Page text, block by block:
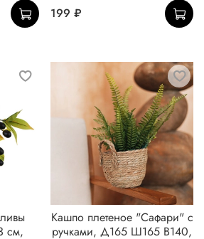
199 ₽
см,
Кашпо плетеное "Сафари" с
ручками, Д165 Ш165 В140,